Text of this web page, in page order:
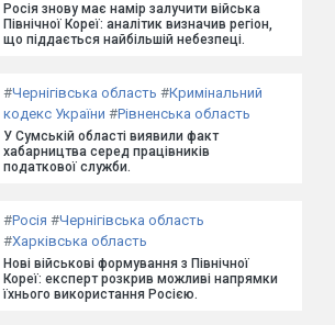
Росія знову має намір залучити війська
Північної Кореї: аналітик визначив регіон,
що піддається найбільшій небезпеці.
#Чернігівська область #Кримінальний
кодекс України #Рівненська область
У Сумській області виявили факт
хабарництва серед працівників
податкової служби.
#Росія #Чернігівська область
#Харківська область
Нові військові формування з Північної
Кореї: експерт розкрив можливі напрямки
їхнього використання Росією.